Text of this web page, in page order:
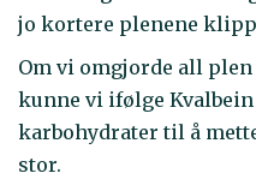
jo kortere plenene
Om vi omgjorde all
kunne vi ifølge
karbohydrater til å
stor.